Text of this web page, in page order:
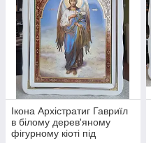
Ікона Архістратиг Гавриїл
в білому дерев'яному
фігурному кіоті під